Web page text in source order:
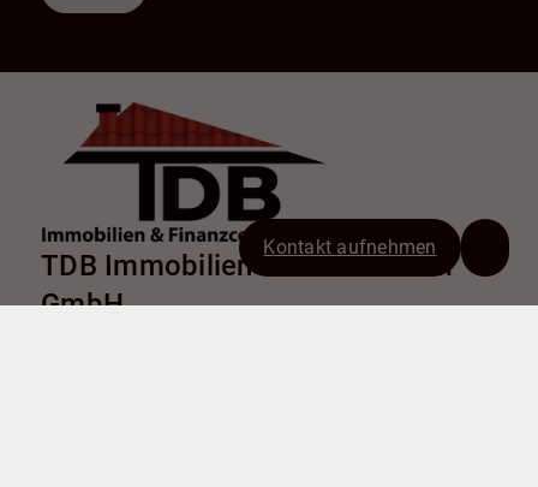
Kontakt aufnehmen
TDB Immobilien & Finanzcenter
GmbH